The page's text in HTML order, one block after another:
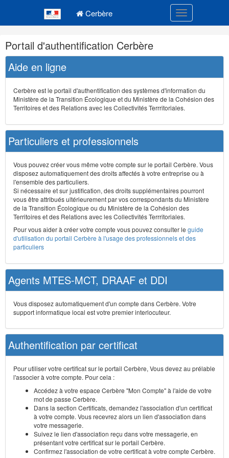
Cerbère Toggle
Navigation
et
outils
annexes
Portail d'authentification Cerbère
Aide en ligne
Cerbère est le portail d'authentification des systèmes d'information du
Ministère de la Transition Écologique et du Ministère de la Cohésion des
Territoires et des Relations avec les Collectivités Terrritoriales.
Particuliers et professionnels
Vous pouvez créer vous même votre compte sur le portail Cerbère. Vous
disposez automatiquement des droits affectés à votre entreprise ou à
l'ensemble des particuliers.
Si nécessaire et sur justification, des droits supplémentaires pourront
vous être attribués ultérieurement par vos correspondants du Ministère
de la Transition Écologique ou du Ministère de la Cohésion des
Territoires et des Relations avec les Collectivités Terrritoriales.
Pour vous aider à créer votre compte vous pouvez consulter le guide
d'utilisation du portail Cerbère à l'usage des professionnels et des
particuliers
Agents MTES-MCT, DRAAF et DDI
Vous disposez automatiquement d'un compte dans Cerbère. Votre
support informatique local est votre premier interlocuteur.
Authentification par certificat
Pour utiliser votre certificat sur le portail Cerbère, Vous devez au prélable
l'associer à votre compte. Pour cela :
Accédez à votre espace Cerbère "Mon Compte" à l'aide de votre
mot de passe Cerbère.
Dans la section Certificats, demandez l'association d'un certificat
à votre compte. Vous recevrez alors un lien d'association dans
votre messagerie.
Suivez le lien d'association reçu dans votre messagerie, en
présentant votre certificat sur le portail Cerbère.
Confirmez l'association de votre certificat à votre compte Cerbère.